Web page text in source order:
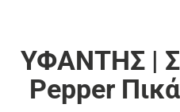
ΥΦΑΝΤΗΣ |
Pepper